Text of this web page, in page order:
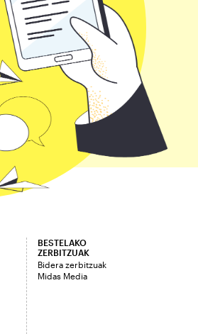
BESTELAKO
ZERBITZUAK
Bidera zerbitzuak
Midas Media